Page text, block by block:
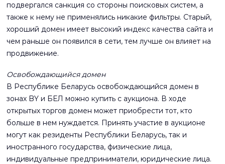
подвергался санкция со стороны поисковых систем, а
также к нему не применялись никакие фильтры. Старый,
хороший домен имеет высокий индекс качества сайта и
чем раньше он появился в сети, тем лучше он влияет на
продвижение.
Освобождающийся домен
В Республике Беларусь освобождающийся домен в
зонах BY и БЕЛ можно купить с аукциона. В ходе
открытых торгов домен может приобрести тот, кто
больше в нем нуждается. Принять участие в аукционе
могут как резиденты Республики Беларусь, так и
иностранного государства, физические лица,
индивидуальные предприниматели, юридические лица.